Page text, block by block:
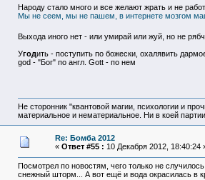
Народу стало много и все желают жрать и не
Мы не сеем, мы не пашем, в интернете мозгом
Выхода иного нет - или умирай или жуй, но не
Угодить - поступить по божески, охалявить
god - "Бог" по англ. Gott - по нем
Не сторонник "квантовой магии, психологии и
материальное и нематериальное. Ни в коей
Re: Бомба 2012
« Ответ #55 : 10 Декабря 2012, 18:40:24
Посмотрел по новостям, чего только не
снежный шторм... А вот ещё и вода окрасилась в